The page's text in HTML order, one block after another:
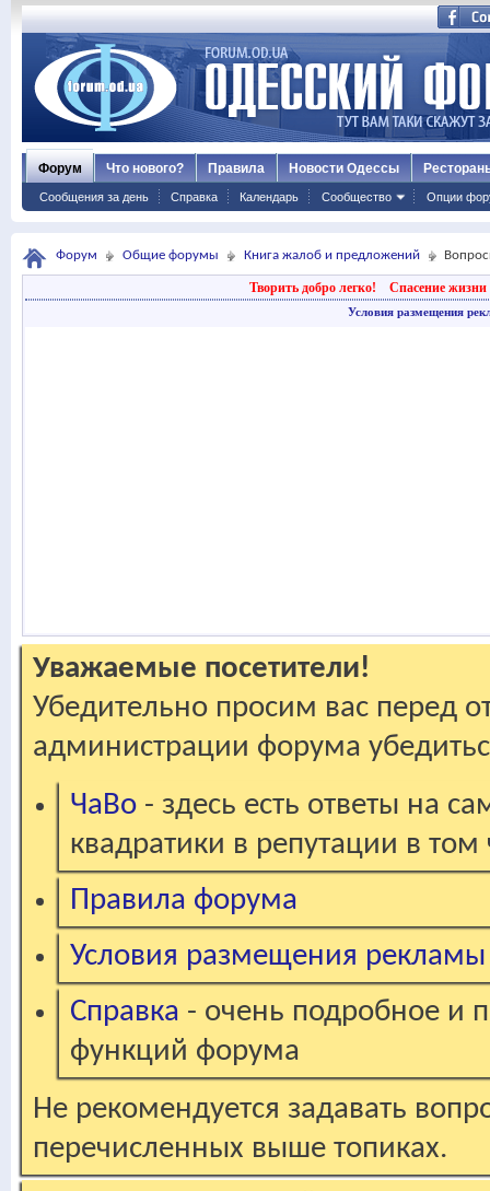
Форум
Сообщения за день Справка Календарь Сообщество Опции
Что нового? Правила Новости Одессы
Форум Общие форумы Книга жалоб и предложений
Творить добро легко! Спасение жизни
Условия размещения
Уважаемые посетители!
Убедительно просим вас перед
администрации форума
ЧаВо - здесь есть ответы на
квадратики в репутации в том
Правила форума
Условия размещения
Справка - очень подробное и
функций форума
Не рекомендуется задавать
перечисленных выше топиках.